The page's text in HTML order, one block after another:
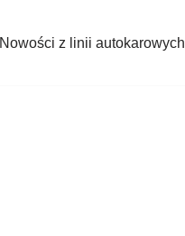
Nowości z linii autokarowych